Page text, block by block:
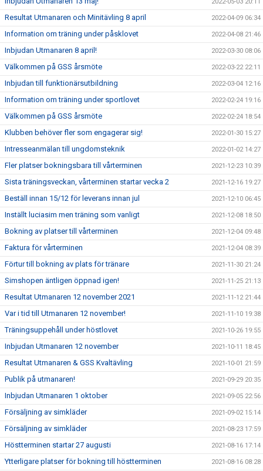
Resultat Utmanaren och Minitävling 8 april 2022-04-09 06:34
Information om träning under påsklovet 2022-04-08 21:46
Inbjudan Utmanaren 8 april! 2022-03-30 08:06
Välkommen på GSS årsmöte 2022-03-22 22:11
Inbjudan till funktionärsutbildning 2022-03-04 12:16
Information om träning under sportlovet 2022-02-24 19:16
Välkommen på GSS årsmöte 2022-02-24 18:54
Klubben behöver fler som engagerar sig! 2022-01-30 15:27
Intresseanmälan till ungdomsteknik 2022-01-02 14:27
Fler platser bokningsbara till vårterminen 2021-12-23 10:39
Sista träningsveckan, vårterminen startar vecka 2 2021-12-16 19:27
Beställ innan 15/12 för leverans innan jul 2021-12-10 06:45
Inställt luciasim men träning som vanligt 2021-12-08 18:50
Bokning av platser till vårterminen 2021-12-04 09:48
Faktura för vårterminen 2021-12-04 08:39
Förtur till bokning av plats för tränare 2021-11-30 21:24
Simshopen äntligen öppnad igen! 2021-11-25 21:13
Resultat Utmanaren 12 november 2021 2021-11-12 21:44
Var i tid till Utmanaren 12 november! 2021-11-10 19:38
Träningsuppehåll under höstlovet 2021-10-26 19:55
Inbjudan Utmanaren 12 november 2021-10-11 18:45
Resultat Utmanaren & GSS Kvaltävling 2021-10-01 21:59
Publik på utmanaren! 2021-09-29 20:35
Inbjudan Utmanaren 1 oktober 2021-09-05 22:56
Försäljning av simkläder 2021-09-02 15:14
Försäljning av simkläder 2021-08-23 17:59
Höstterminen startar 27 augusti 2021-08-16 17:14
Ytterligare platser för bokning till höstterminen 2021-08-16 08:28